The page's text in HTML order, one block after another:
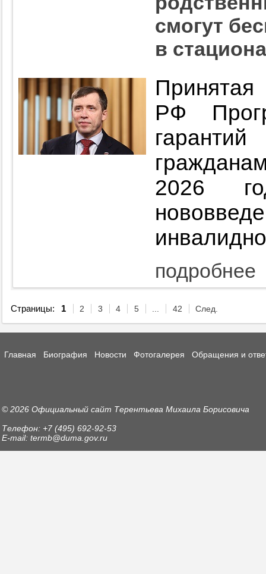
смогут
в
РФ
2026
подробнее
Страницы: 1 2 3 4 5 ... 42 След.
Главная Биография Новости Фотогалерея Обращения и
© 2026 Официальный сайт Терентьева Михаила Борисовича
Телефон: +7 (495) 692-92-53
E-mail: termb@duma.gov.ru